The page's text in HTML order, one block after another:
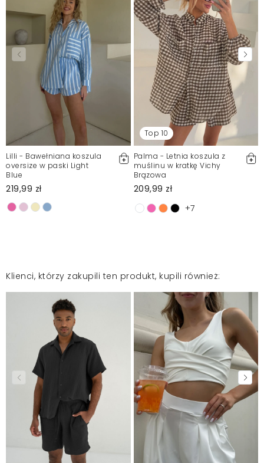
Lilli - Bawełniana koszula
oversize w paski Light
Blue
219,99 zł
Top 10
Palma - Letnia koszula z
muślinu w kratkę Vichy
Brązowa
209,99 zł
+7
Klienci, którzy zakupili ten produkt, kupili również: